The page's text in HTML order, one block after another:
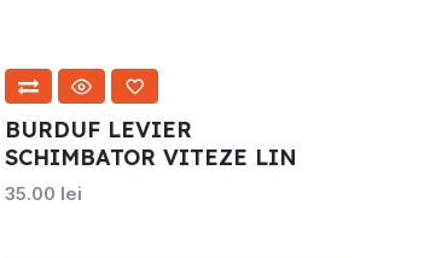
BURDUF LEVIER
SCHIMBATOR VITEZE LIN
35.00 lei